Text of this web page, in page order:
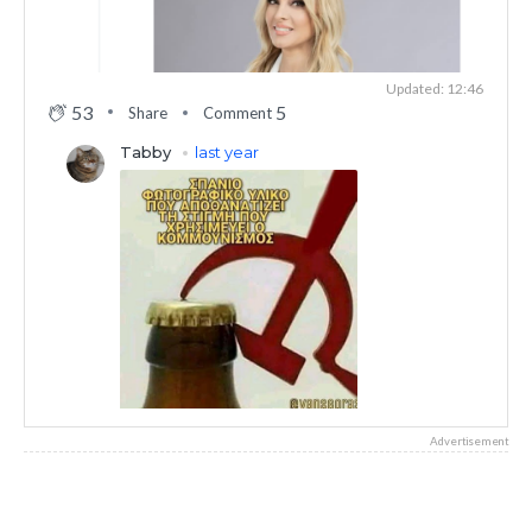
Updated: 12:46
53 Share Comment 5
Advertisement